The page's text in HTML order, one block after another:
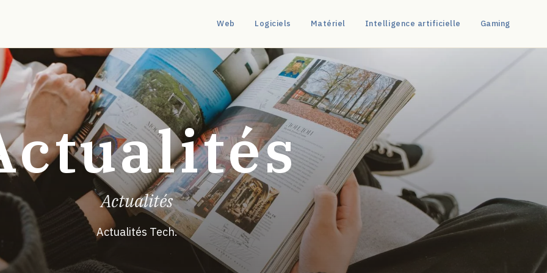
Web Logiciels Matériel Intelligence artificielle Gaming
Actualités
Actualités Tech.